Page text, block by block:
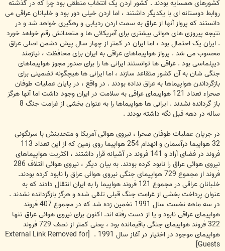
کشورهای همسایه بودند . کشور اردن یک انتخاب منطقی بود چرا که در گذشته
روابط دوستانه ای با یکدیگر داشتند ، اما اردن خیلی دور بود و خلبانان عراقی می
دانستند که پرواز آنها از عراق به سمت اردن ردیابی و رهگیری خواهد شد و در
نتیجه پیروزی های هوائی بیشتری برای آمریکائی ها و متحدانش رقم خواهد خورد
. ایران یک احتمال بود ، اما ایران در کمتر از چهار سال پیش دشمن اصلی عراق
محسوب می شد . پرواز هواپیماهای عراقی به ایران برای محافظت ، نیازمند
دیپلماسی بود . عراقی ها توانستند ایرانی ها را برای صدور مجوز هواپیماهای
جنگی شان به آن کشور متقاعد سازند ، اما ایرانی ها هیچگونه تضمینی برای
بازگرداندن هواپیماها به عراق نداده بودند . در واقع ، در پایان عملیات طوفان
صحراء تعداد 121 هواپیمای عراقی به سلامت در ایران وجود داشت اما آنها هرگز
باز گردانده نشدند . ایرانی ها هواپیماها را به عنوان بخشی از غرامت جنگ 8
ساله در دهه قبل نگه داشته بودند .
در جریان عملیات طوفان صحرا ، نیروی هوائی آمریکا و متحدینش با سرنگونی
32 هواپیما درآسمان و انهدام 254 هواپیما روی زمین که از این تعداد 113
فروند در فضای آزاد و 141 فروند در آشیانه قرار داشتند ، اکثریت هواپیماهای
نیروی هوائی عراق را نابود کرده بودند. به بیان دیگر ، نیروی هوائی ائتلاف 286
فروند از مجموع 729 هواپیمای جنگی نیروی هوائی عراق را نابود کرده بودند.
خلبانان عراقی در مجموع 121 فروند هواپیما را به ایران انتقال دادند که به
عنوان پرداخت بخشی از غرامت جنگ قبلی تلقی شده و هرگز بازگزدانده نشدند .
در سه ماهه نخست سال 1991 تخمین زده شد که در مجموع 407 فروند
هواپیمای عراقی نابود و یا از دست رفته اند. اکنون برای نیروی هوائی عراق تنها
322 فروند هواپیمای جنگی باقیمانده بود ، یعنی کمتر از نصف 729 فروند
هواپیمای موجود در اختیار در آغاز سال 1991 .
[External Link Removed for
Guests]